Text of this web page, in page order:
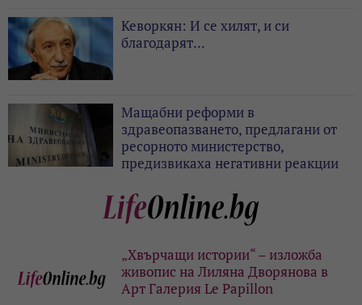
Кеворкян: И се хилят, и си
благодарят...
Мащабни реформи в
здравеопазването, предлагани от
ресорното министерство,
предизвикаха негативни реакции
„Хвърчащи истории“ – изложба
живопис на Лиляна Дворянова в
Арт Галерия Le Papillon